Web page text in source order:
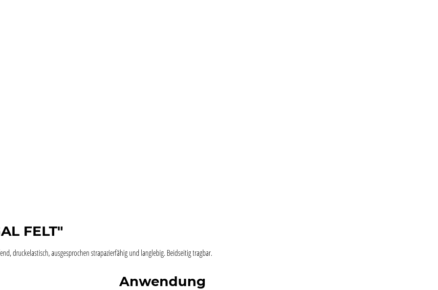
FELT"
druckelastisch, ausgesprochen strapazierfähig und langlebig. Beidseitig tragbar.
Anwendung